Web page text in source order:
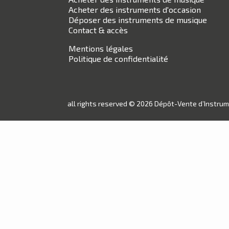
Acheter des instruments d'occasion
Déposer des instruments de musique
Contact & accès
Mentions légales
Politique de confidentialité
all rights reserved © 2026 Dépôt-Vente